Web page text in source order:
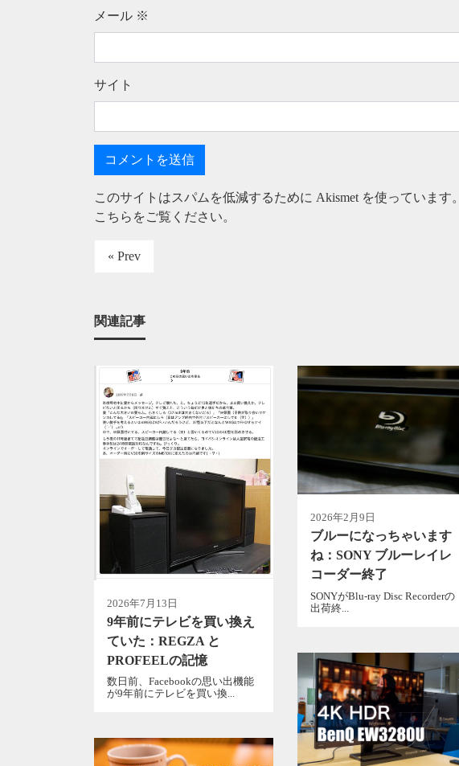
メール ※
サイト
このサイトはスパムを低減するために Akismet を使っています。
こちらをご覧ください。
« Prev
関連記事
2026年7月13日
9年前にテレビを買い換え
ていた：REGZA と
PROFEELの記憶
数日前、Facebookの思い出機能
が9年前にテレビを買い換...
2026年2月9日
ブルーになっちゃいます
ね：SONY ブルーレイレ
コーダー終了
SONYがBlu-ray Disc Recorderの
出荷終...